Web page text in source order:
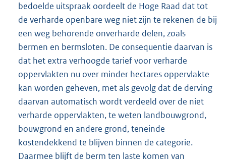
bedoelde uitspraak oordeelt de Hoge Raad dat tot
de verharde openbare weg niet zijn te rekenen de bij
een weg behorende onverharde delen, zoals
bermen en bermsloten. De consequentie daarvan is
dat het extra verhoogde tarief voor verharde
oppervlakten nu over minder hectares oppervlakte
kan worden geheven, met als gevolg dat de derving
daarvan automatisch wordt verdeeld over de niet
verharde oppervlakten, te weten landbouwgrond,
bouwgrond en andere grond, teneinde
kostendekkend te blijven binnen de categorie.
Daarmee blijft de berm ten laste komen van